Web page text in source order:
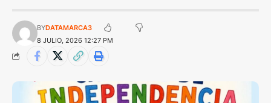
8 JULIO, 2026 12:27 PM
BYDATAMARCA3